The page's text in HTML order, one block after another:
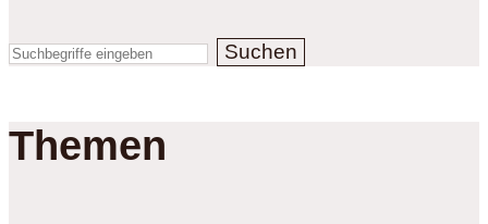
Suchen
Themen